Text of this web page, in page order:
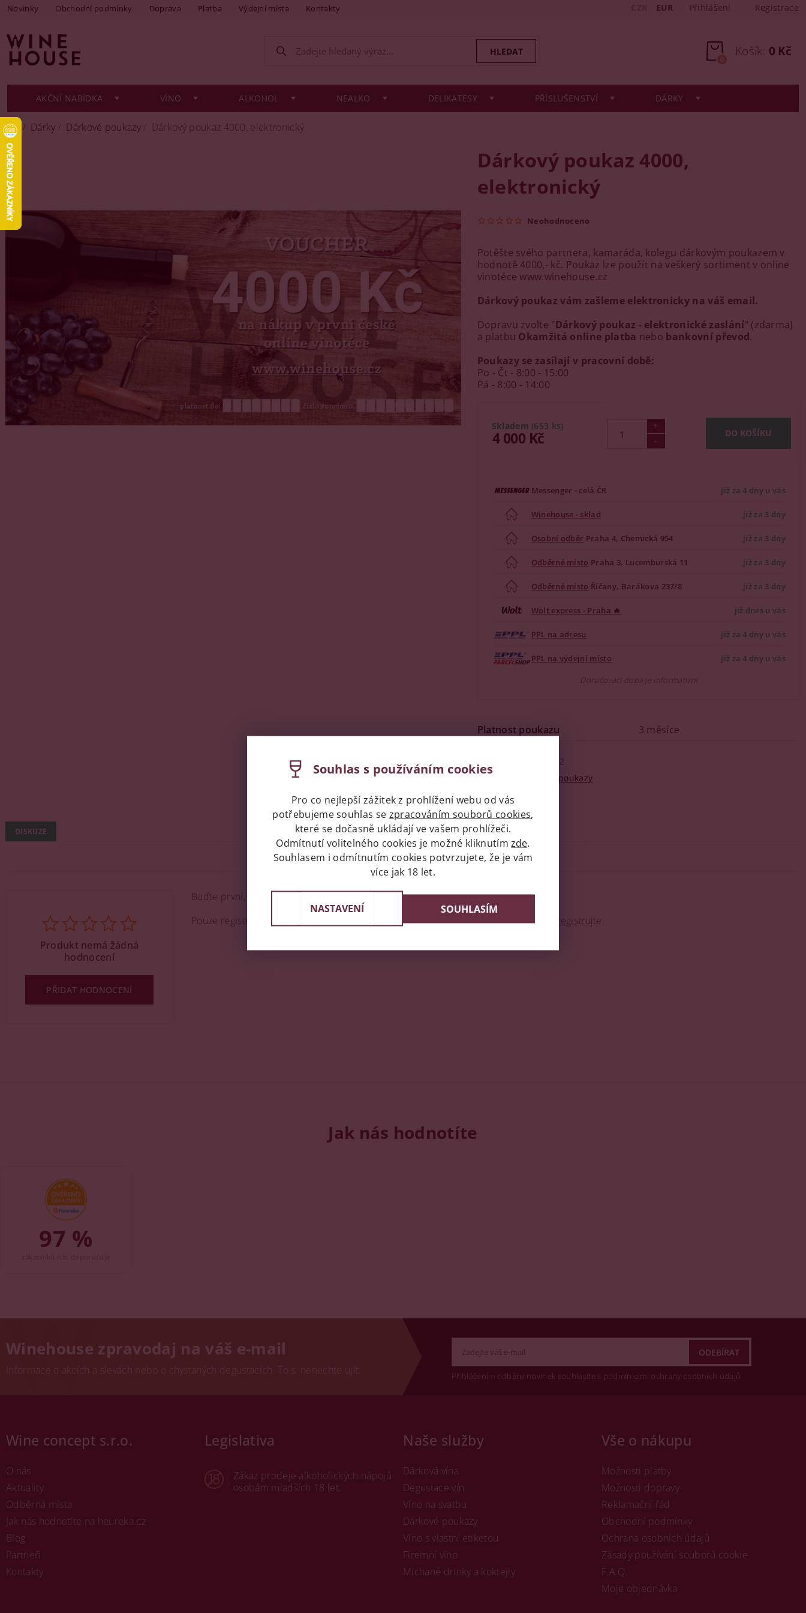
Novinky Obchodní podmínky Doprava Platba Výdejní místa Kontakty EUR Přihlášení Registrace
Košík: 0 Kč
0
AKČNÍ NABÍDKA VÍNO ALKOHOL NEALKO DELIKATESY PŘÍSLUŠENSTVÍ DÁRKY
Dárky Dárkové poukazy Dárkový poukaz 4000, elektronický
Dárkový poukaz 4000,
elektronický
Neohodnoceno
Potěšte svého partnera, kamaráda, kolegu dárkovým poukazem v
hodnotě 4000,- kč. Poukaz lze použít na veškerý sortiment v online
vinotécewww.winehouse.cz
Dárkový poukaz vám zašleme elektronicky na váš email.
Dopravu zvolte "Dárkový poukaz - elektronické zaslání" (zdarma)
a platbu Okamžitá online platba nebo bankovní převod.
Poukazy se zasílají v pracovní době:
Po - Čt - 8:00 - 15:00
Pá - 8:00 - 14:00
Skladem (653 ks)
4 000 Kč
Messenger - celá ČR již za 4 dny u vás
Winehouse - sklad již za 3 dny
Osobní odběr Praha 4, Chemická 954 již za 3 dny
Odběrné místo Praha 3, Lucemburská 11 již za 3 dny
Odběrné místo Říčany, Barákova 237/8 již za 3 dny
Wolt express - Praha 🔥 již dnes u vás
PPL na adresu již za 4 dny u vás
PPL na výdejní místo
již za 4 dny u vás
Doručovací doba je informativní
Platnost poukazu 3 měsíce
94752
Dárkové poukazy
Dotaz
DISKUZE
Buďte první, kdo napíše příspěvek k této položce.
Pouze registrovaní uživatelé mohou vkládat příspěvky. Prosímpřihlaste senebo se registrujte
Produkt nemá žádná
hodnocení
PŘIDAT HODNOCENÍ
Jak nás hodnotíte
97 %
Winehouse zpravodaj na váš e-mail
Informace o akcích a slevách nebo o chystaných degustacích. To si nenechte ujít. Přihlášením odběru novinek souhlasíte s podmínkami ochrany osobních údajů
Wine concept s.r.o.
O nás
Aktuality
Odběrná místa
Jak nás hodnotíte na heureka.cz
Blog
Partneři
Kontakty
Legislativa
Zákaz prodeje alkoholických nápojů
osobám mladších 18 let.
Naše služby
Dárková vína
Degustace vín
Víno na svatbu
Dárkové poukazy
Víno s vlastní etiketou
Firemní víno
Míchané drinky a koktejly
Vše o nákupu
Možnosti platby
Možnosti dopravy
Reklamační řád
Obchodní podmínky
Ochrana osobních údajů
Zásady používání souborů cookie
F.A.Q.
Moje objednávka
Souhlas s používáním cookies
Pro co nejlepší zážitek z prohlížení webu od vás
potřebujeme souhlas se zpracováním souborů cookies,
které se dočasně ukládají ve vašem prohlížeči.
Odmítnutí volitelného cookies je možné kliknutímzde.
Souhlasem i odmítnutím cookies potvrzujete, že je vám
více jak 18 let.
NASTAVENÍ SOUHLASÍM